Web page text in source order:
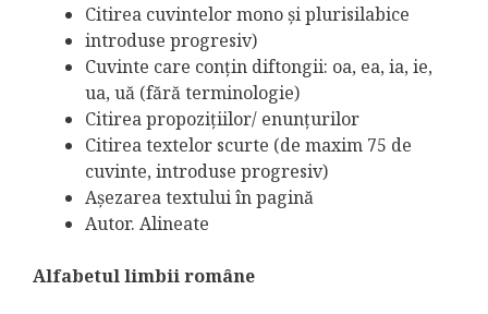
Citirea cuvintelor mono şi plurisilabice
introduse progresiv)
Cuvinte care conţin diftongii: oa, ea, ia, ie,
ua, uă (fără terminologie)
Citirea propoziţiilor/ enunţurilor
Citirea textelor scurte (de maxim 75 de
cuvinte, introduse progresiv)
Aşezarea textului în pagină
Autor. Alineate
Alfabetul limbii române